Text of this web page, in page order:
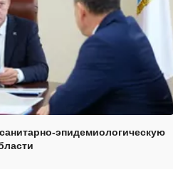
эпидемиологическую